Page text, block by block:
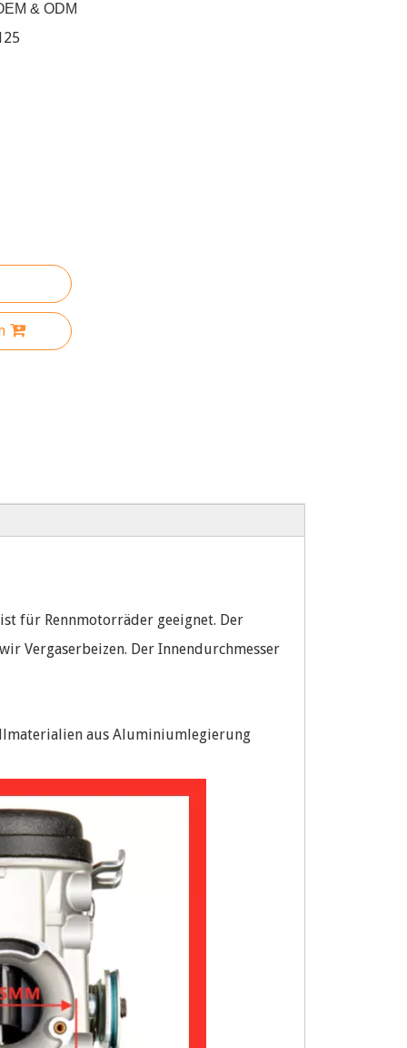
& ODM
ist für Rennmotorräder geeignet. Der
Vergaserbeizen. Der Innendurchmesser
aus Aluminiumlegierung